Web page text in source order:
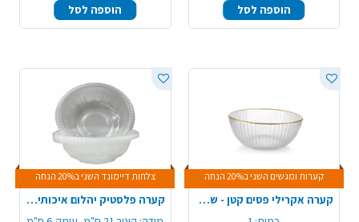
הוספה לסל
הוספה לסל
קערות ומגשים השני ב20% הנחה
קערה אקרילי פסים קטן - שקוף
צלחות דיימונד השני ב20% הנחה
קערה פלסטיק יהלום איכותי 10 יח' - שקוף